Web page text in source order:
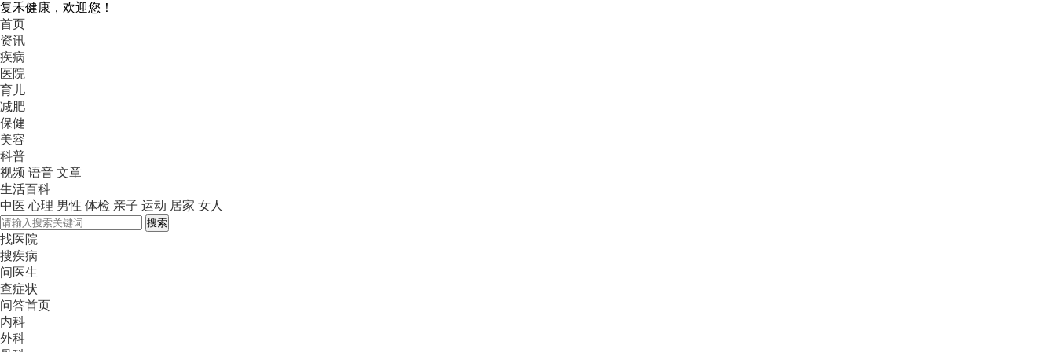
复禾健康，欢迎您！
首页
资讯
疾病
医院
育儿
减肥
保健
美容
科普
视频 语音 文章
生活百科
中医 心理 男性 体检 亲子 运动 居家 女人
搜索
找医院
搜疾病
问医生
查症状
问答首页
内科
外科